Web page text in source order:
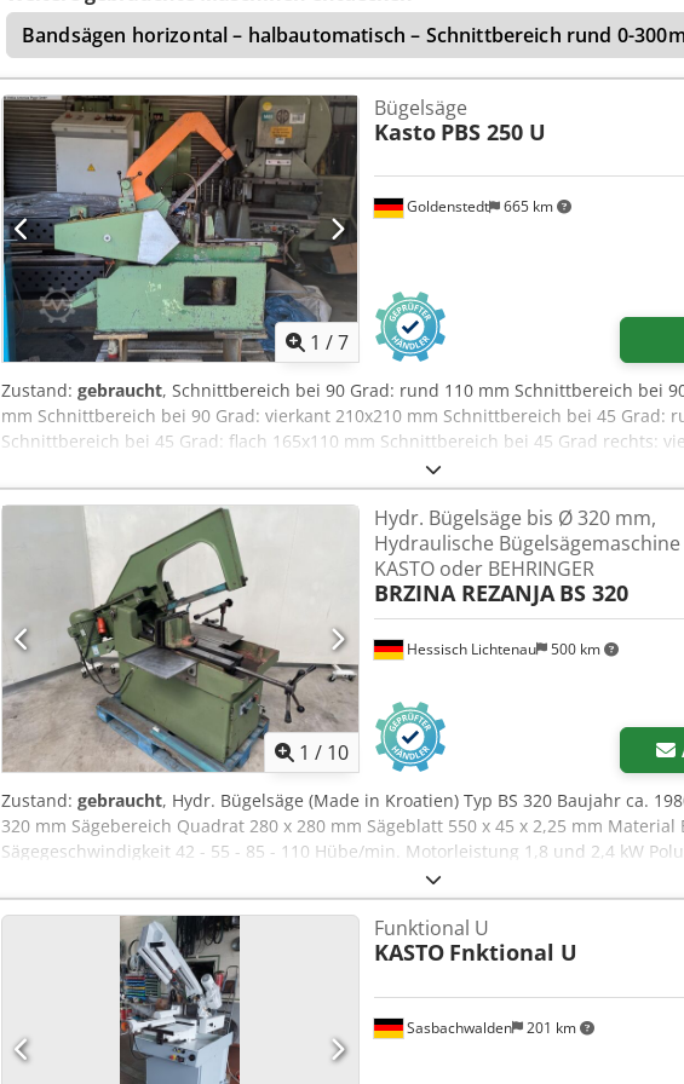
circa 400 mm Dokumentation vorhanden. 400V Drehstromanschluss Ein Sägeblatt
wurde vor einiger Zeit neu abdichtet; kein Ölverlust! Cedpeyy R Uxsfx Aizsha
Spuren in der Führungen noch sichtbar!! Mit funktionstüchtiger Kühlmittelanlage .
Rundstahl in nur 4 Minuten Gekauft wie gesehen als Bastlerware Verkauf von
Gewähr oder Garantie Leistung. Alle Angaben ohne Gewähr. Rücknahme ist
Bandsägen horizontal – halbautomatisch – Schnittbereich rund 0-
1 /7
Goldenstedt 665 km
Bügelsäge
Kasto PBS 250 U
Zustand: gebraucht, Schnittbereich bei 90 Grad: rund 110 mm Schnittbereich bei
mm Schnittbereich bei 90 Grad: vierkant 210x210 mm Schnittbereich bei 45 Grad:
Schnittbereich bei 45 Grad: flach 165x110 mm Schnittbereich bei 45 Grad rechts:
Chodpfx Aijwf Dy Sozea Schnittgeschwindigkeit 11/13/17/22/26/34 m/min
50/64/82/100/128/164 Hübe/min Sägeblattabmessungen 400x36x2 mm
1 / 10
Hessisch Lichtenau 500 km
Hydr. Bügelsäge bis Ø 320 mm,
Hydraulische
KASTO oder BEHRINGER
BRZINA REZANJA BS 320
Zustand: gebraucht, Hydr. Bügelsäge (Made in Kroatien) Typ BS 320 Baujahr ca.
320 mm Sägebereich Quadrat 280 x 280 mm Sägeblatt 550 x 45 x 2,25 mm
Sägegeschwindigkeit 42 - 55 - 85 - 110 Hübe/min. Motorleistung 1,8 und 2,4 kW
Aijlqadhezea Netzanschluß 400 Volt, Hz - Gehrungsverstellung bis 45° - Sägemotor
2 Keilriemenstufen - Hydraulische Sägebügelabsenkung - hydraulische
Drosselventil - Kühlmitteleinrichtung im Maschinenfuß Platzbedarf Bügelsäge L x B
mm Breite ohne Anschlag 800 mm Gewicht ca. 750 kg guter Zustand
Sasbachwalden 201 km
Funktional U
KASTO Fnktional U